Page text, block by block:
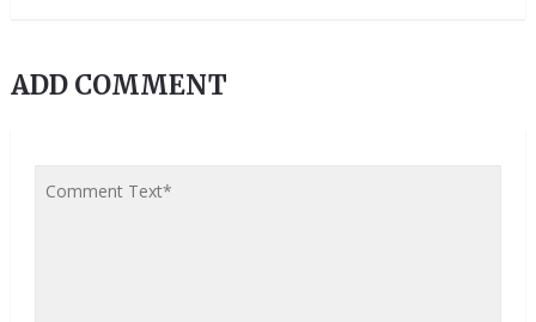
ADD COMMENT